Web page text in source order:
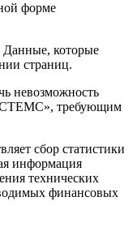
форме
которые
страниц.
невозможность
требующим
сбор статистики
информация
технических
финансовых